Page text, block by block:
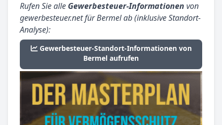
Rufen Sie alle Gewerbesteuer-Informationen von
gewerbesteuer.net für Bermel ab (inklusive Standort-
Analyse):
Gewerbesteuer-Standort-Informationen von
Bermel aufrufen